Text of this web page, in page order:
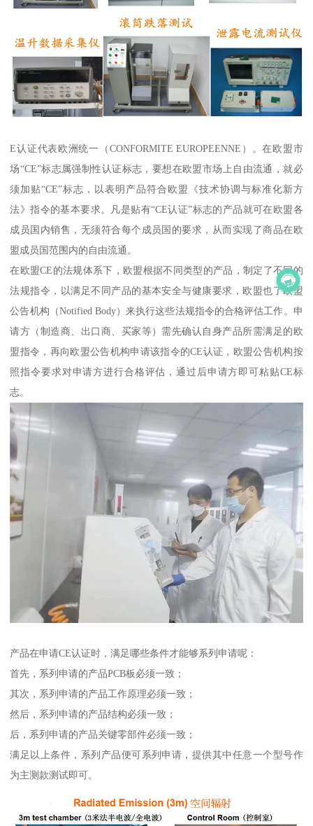
E认证代表欧洲统一（CONFORMITE EUROPEENNE）。在欧盟市
场“CE”标志属强制性认证标志，要想在欧盟市场上自由流通，就必
须加贴“CE”标志，以表明产品符合欧盟《技术协调与标准化新方
法》指令的基本要求。凡是贴有“CE认证”标志的产品就可在欧盟各
成员国内销售，无须符合每个成员国的要求，从而实现了商品在欧
盟成员国范围内的自由流通。
在欧盟CE的法规体系下，欧盟根据不同类型的产品，制定了不同的
法规指令，以满足不同产品的基本安全与健康要求，欧盟也了欧盟
公告机构（Notified Body）来执行这些法规指令的合格评估工作。申
请方（制造商、出口商、买家等）需先确认自身产品所需满足的欧
盟指令，再向欧盟公告机构申请该指令的CE认证，欧盟公告机构按
照指令要求对申请方进行合格评估，通过后申请方即可粘贴CE标
志。
产品在申请CE认证时，满足哪些条件才能够系列申请呢：
首先，系列申请的产品PCB板必须一致；
其次，系列申请的产品工作原理必须一致；
然后，系列申请的产品结构必须一致；
后，系列申请的产品关键零部件必须一致；
满足以上条件，系列产品便可系列申请，提供其中任意一个型号作
为主测款测试即可。